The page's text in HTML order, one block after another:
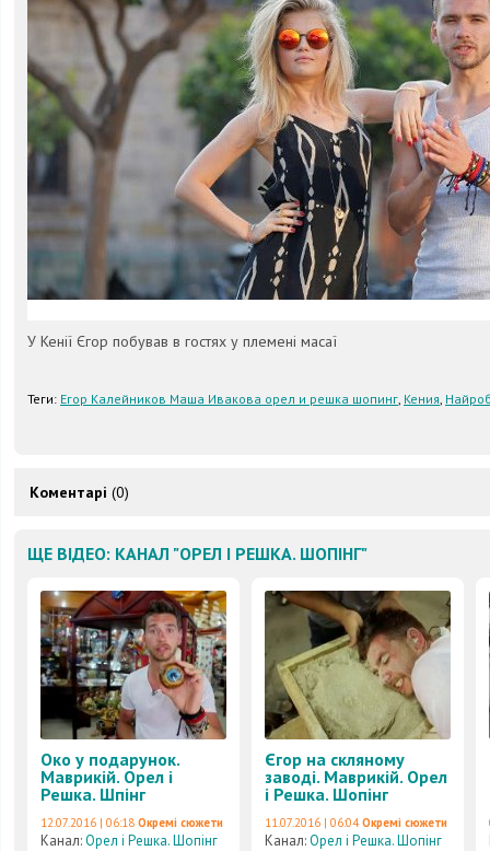
У Кенії Єгор побував в гостях у племені масаї
Теги: Егор Калейников Маша Ивакова орел и решка шопинг, Кения,
Коментарі (0)
ЩЕ ВІДЕО: КАНАЛ "ОРЕЛ І РЕШКА. ШОПІНГ"
Око у подарунок.
Маврикій. Орел і
Решка. Шпінг
12.07.2016 | 06:18 Окремі сюжети
Канал:Орел і Решка. Шопінг
Єгор на скляному
заводі. Маврикій. Орел
і Решка. Шопінг
11.07.2016 | 06:04 Окремі сюжети
Канал:Орел і Решка. Шопінг